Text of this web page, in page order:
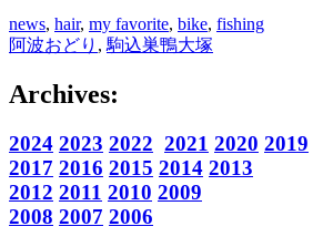
news, hair, my favorite, bike, fishing
阿波おどり , 駒込巣鴨大塚
Archives:
2024 2023 2022 2021 2020 2019
2017 2016 2015 2014 2013
2012 2011 2010 2009
2008 2007 2006